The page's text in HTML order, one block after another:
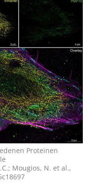
Proteinen
Mougios, N. et al.,